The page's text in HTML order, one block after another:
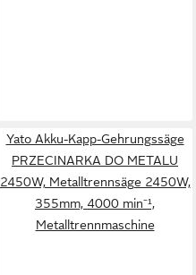
Yato Akku-Kapp-Gehrungssäge
PRZECINARKA DO METALU
2450W, Metalltrennsäge 2450W,
355mm, 4000 min⁻¹,
Metalltrennmaschine